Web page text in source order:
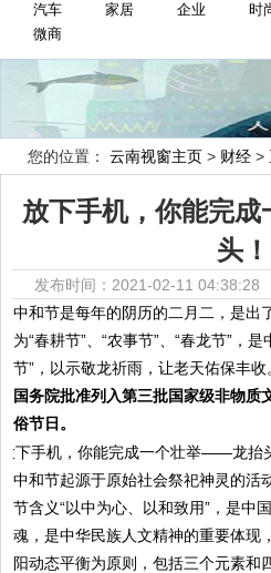
汽车
家居 企业 时
微商
您的位置： 云南视窗主页 > 财经 >
放下手机，你能完
头
发布时间：2021-02-11
中和节是每年的阴历的二月二，是出
为“春耕节”、“农事节”、“春龙节”，
节”，以示敬龙祈雨，让老天佑保丰收
国务院批准列入第三批国家级非物质
俗节日。
中和节起源于原始社会祭祀神灵的活
节含义“以中为心、以和致用”，是中
魂，是中华民族人文精神的重要体现
阳动态平衡为原则，包括三个元素和